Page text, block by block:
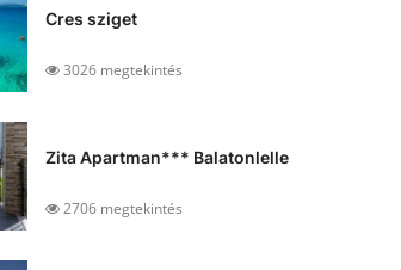
Cres sziget
3026 megtekintés
Zita Apartman*** Balatonlelle
2706 megtekintés